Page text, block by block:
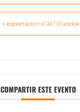
+ exportación iCal / Outlook
COMPARTIR ESTE EVENTO